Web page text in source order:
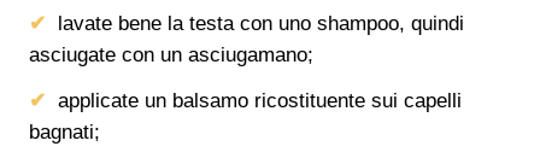
lavate bene la testa con uno shampoo, quindi
asciugate con un asciugamano;
applicate un balsamo ricostituente sui capelli
bagnati;